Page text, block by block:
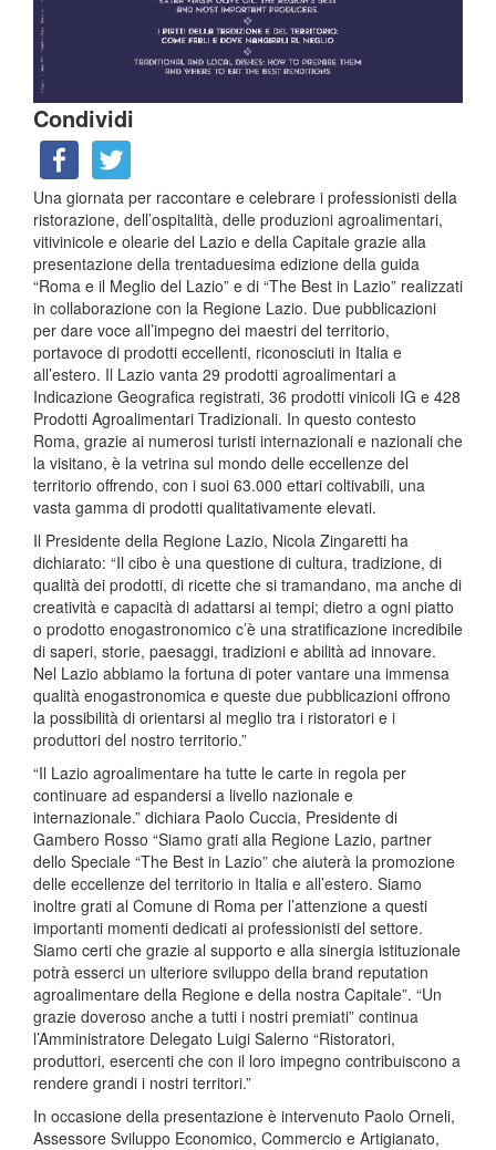
Condividi
Una giornata per raccontare e celebrare i professionisti della
ristorazione, dell’ospitalità, delle produzioni agroalimentari,
vitivinicole e olearie del Lazio e della Capitale grazie alla
presentazione della trentaduesima edizione della guida
“Roma e il Meglio del Lazio” e di “The Best in Lazio” realizzati
in collaborazione con la Regione Lazio. Due pubblicazioni
per dare voce all’impegno dei maestri del territorio,
portavoce di prodotti eccellenti, riconosciuti in Italia e
all’estero. Il Lazio vanta 29 prodotti agroalimentari a
Indicazione Geografica registrati, 36 prodotti vinicoli IG e 428
Prodotti Agroalimentari Tradizionali. In questo contesto
Roma, grazie ai numerosi turisti internazionali e nazionali che
la visitano, è la vetrina sul mondo delle eccellenze del
territorio offrendo, con i suoi 63.000 ettari coltivabili, una
vasta gamma di prodotti qualitativamente elevati.
Il Presidente della Regione Lazio, Nicola Zingaretti ha
dichiarato: “Il cibo è una questione di cultura, tradizione, di
qualità dei prodotti, di ricette che si tramandano, ma anche di
creatività e capacità di adattarsi ai tempi; dietro a ogni piatto
o prodotto enogastronomico c’è una stratificazione incredibile
di saperi, storie, paesaggi, tradizioni e abilità ad innovare.
Nel Lazio abbiamo la fortuna di poter vantare una immensa
qualità enogastronomica e queste due pubblicazioni offrono
la possibilità di orientarsi al meglio tra i ristoratori e i
produttori del nostro territorio.”
“Il Lazio agroalimentare ha tutte le carte in regola per
continuare ad espandersi a livello nazionale e
internazionale.” dichiara Paolo Cuccia, Presidente di
Gambero Rosso “Siamo grati alla Regione Lazio, partner
dello Speciale “The Best in Lazio” che aiuterà la promozione
delle eccellenze del territorio in Italia e all’estero. Siamo
inoltre grati al Comune di Roma per l’attenzione a questi
importanti momenti dedicati ai professionisti del settore.
Siamo certi che grazie al supporto e alla sinergia istituzionale
potrà esserci un ulteriore sviluppo della brand reputation
agroalimentare della Regione e della nostra Capitale”. “Un
grazie doveroso anche a tutti i nostri premiati” continua
l’Amministratore Delegato Luigi Salerno “Ristoratori,
produttori, esercenti che con il loro impegno contribuiscono a
rendere grandi i nostri territori.”
In occasione della presentazione è intervenuto Paolo Orneli,
Assessore Sviluppo Economico, Commercio e Artigianato,